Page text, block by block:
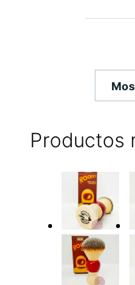
Productos